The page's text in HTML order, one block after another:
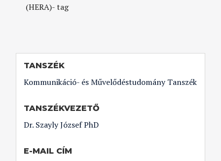
(HERA)- tag
TANSZÉK
Kommunikáció- és Művelődéstudomány Tanszék
TANSZÉKVEZETŐ
Dr. Szayly József PhD
E-MAIL CÍM